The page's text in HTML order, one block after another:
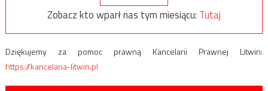
Zobacz kto wparł nas tym miesiącu: Tutaj
Dziękujemy za pomoc prawną Kancelarii Prawnej Litwin:
https://kancelaria-litwin.pl